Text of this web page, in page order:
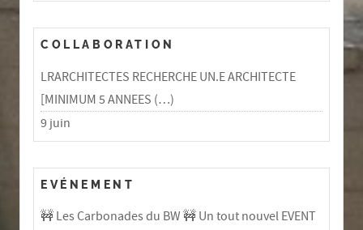
COLLABORATION
LRARCHITECTES RECHERCHE UN.E ARCHITECTE
[MINIMUM 5 ANNEES (…)
9 juin
EVÉNEMENT
🚧 Les Carbonades du BW 🚧 Un tout nouvel EVENT